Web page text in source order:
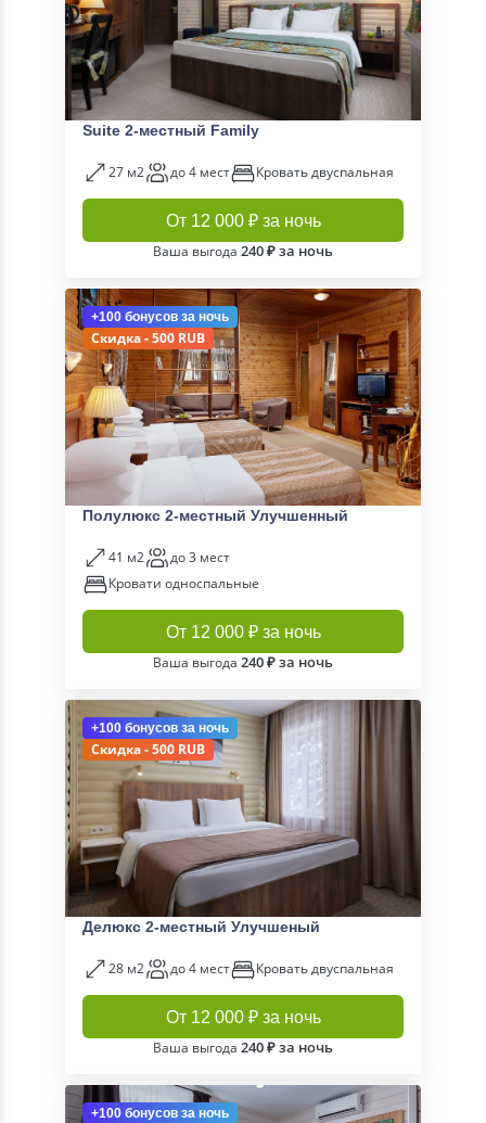
Suite 2-местный Family
27 м2 до 4 мест Кровать двуспальная
От 12 000 ₽ за ночь
Ваша выгода 240 ₽ за ночь
+100 бонусов за ночь
Скидка - 500 RUB
Полулюкс 2-местный Улучшенный
41 м2
до 3 мест
Кровати односпальные
От 12 000 ₽ за ночь
Ваша выгода 240 ₽ за ночь
+100 бонусов за ночь
Скидка - 500 RUB
Делюкс 2-местный Улучшеный
28 м2 до 4 мест Кровать двуспальная
От 12 000 ₽ за ночь
Ваша выгода 240 ₽ за ночь
+100 бонусов за ночь